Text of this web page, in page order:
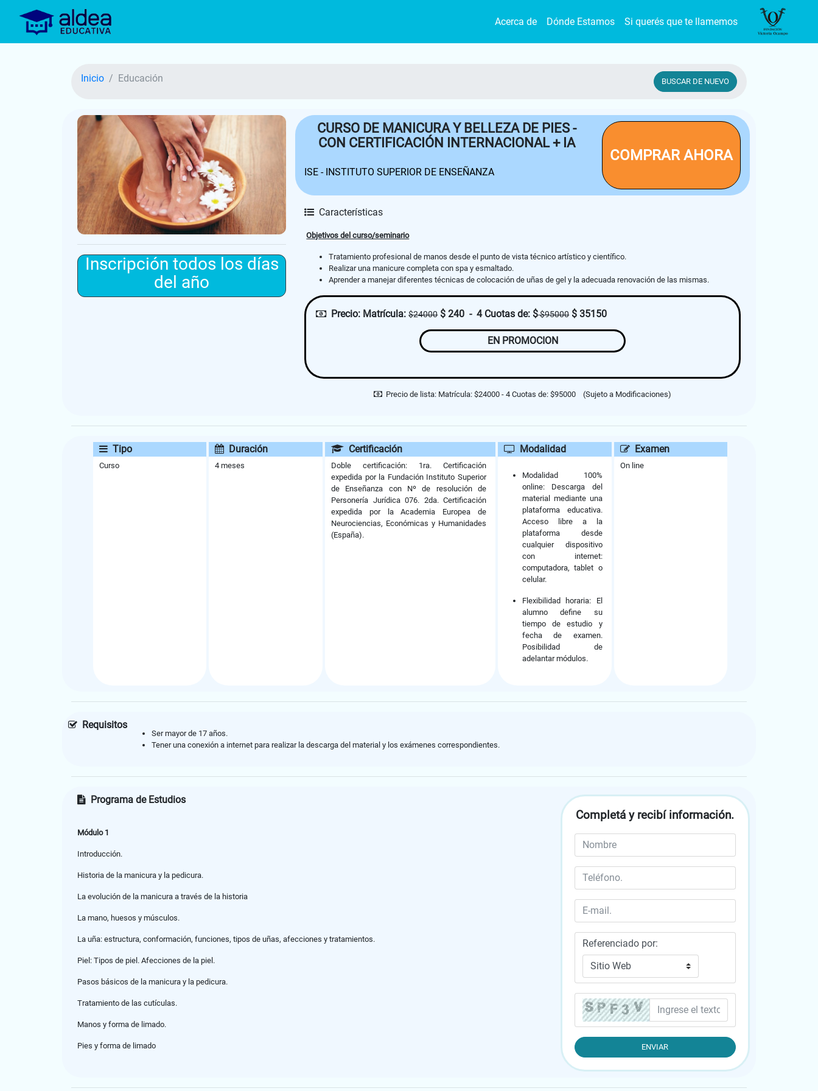
Acerca de Dónde Estamos Si querés que te llamemos
Inicio Educación BUSCAR DE NUEVO
Inscripción todos los días
del año
CURSO DE MANICURA Y BELLEZA DE PIES -
CON CERTIFICACIÓN INTERNACIONAL + IA
ISE - INSTITUTO SUPERIOR DE ENSEÑANZA
COMPRAR AHORA
Características
Objetivos del curso/seminario
Tratamiento profesional de manos desde el punto de vista técnico artístico y científico.
Realizar una manicure completa con spa y esmaltado.
Aprender a manejar diferentes técnicas de colocación de uñas de gel y la adecuada renovación de las mismas.
Precio: Matrícula:$24000$ 240 - 4 Cuotas de: $$95000$ 35150
EN PROMOCION
Precio de lista: Matrícula: $24000 - 4 Cuotas de: $95000 (Sujeto a Modificaciones)
Tipo
Curso
Duración
4 meses
Certificación
Doble certificación: 1ra. Certificación
expedida por la Fundación Instituto Superior
de Enseñanza con Nº de resolución de
Personería Jurídica 076. 2da. Certificación
expedida por la Academia Europea de
Neurociencias, Económicas y Humanidades
(España).
Modalidad
Modalidad 100%
online: Descarga del
material mediante una
plataforma educativa.
Acceso libre a la
plataforma desde
cualquier dispositivo
con internet:
computadora, tablet o
celular.
Flexibilidad horaria: El
alumno define su
tiempo de estudio y
fecha de examen.
Posibilidad de
adelantar módulos.
Examen
On line
Requisitos
Ser mayor de 17 años.
Tener una conexión a internet para realizar la descarga del material y los exámenes correspondientes.
Programa de Estudios
Módulo 1
Introducción.
Historia de la manicura y la pedicura.
La evolución de la manicura a través de la historia
La mano, huesos y músculos.
La uña: estructura, conformación, funciones, tipos de uñas, afecciones y tratamientos.
Piel: Tipos de piel. Afecciones de la piel.
Pasos básicos de la manicura y la pedicura.
Tratamiento de las cutículas.
Manos y forma de limado.
Pies y forma de limado
Módulo 2
Completá y recibí información.
Referenciado por: